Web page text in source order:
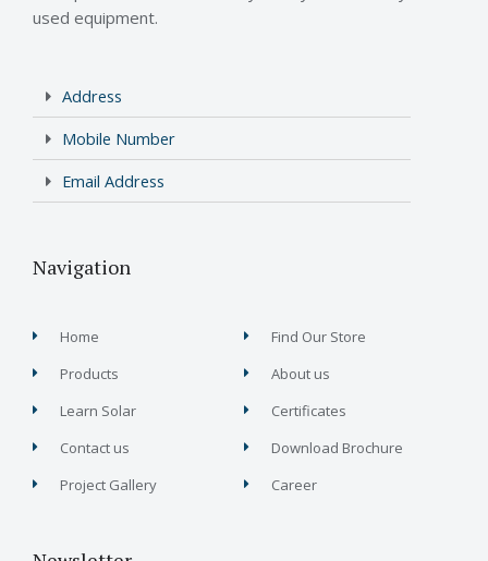
used equipment.
Address
Mobile Number
Email Address
Navigation
Home
Products
Learn Solar
Contact us
Project Gallery
Find Our Store
About us
Certificates
Download Brochure
Career